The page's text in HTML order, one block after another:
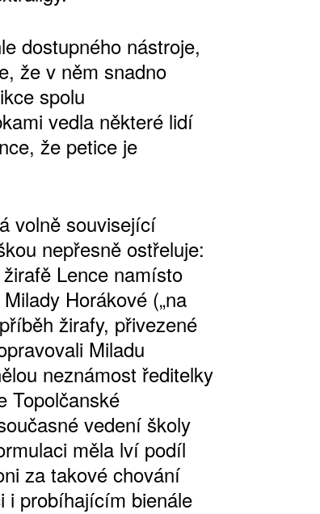
dostupného nástroje,
že v něm snadno
spolu
vedla některé lidí
že petice je
volně související
nepřesně ostřeluje:
Lence namísto
Horákové („na
žirafy, přivezené
Miladu
neznámost ředitelky
Topolčanské
vedení školy
měla lví podíl
za takové chování
i probíhajícím bienále